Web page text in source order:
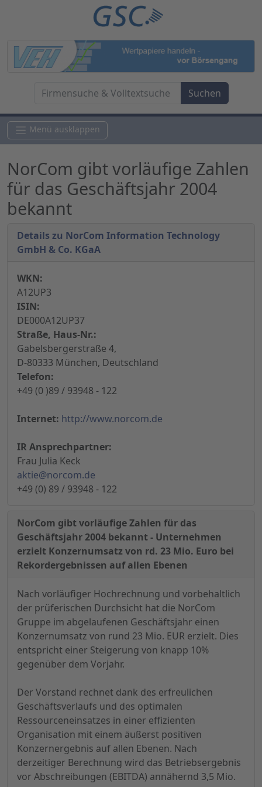
Menü ausklappen
NorCom gibt vorläufige Zahlen
für das Geschäftsjahr 2004
bekannt
Details zu NorCom Information Technology
GmbH & Co. KGaA
WKN:
A12UP3
ISIN:
DE000A12UP37
Straße, Haus-Nr.:
Gabelsbergerstraße 4,
D-80333 München, Deutschland
Telefon:
+49 (0 )89 / 93948 - 122
Internet: http://www.norcom.de
IR Ansprechpartner:
Frau Julia Keck
aktie@norcom.de
+49 (0) 89 / 93948 - 122
NorCom gibt vorläufige Zahlen für das
Geschäftsjahr 2004 bekannt - Unternehmen
erzielt Konzernumsatz von rd. 23 Mio. Euro bei
Rekordergebnissen auf allen Ebenen
Nach vorläufiger Hochrechnung und vorbehaltlich
der prüferischen Durchsicht hat die NorCom
Gruppe im abgelaufenen Geschäftsjahr einen
Konzernumsatz von rund 23 Mio. EUR erzielt. Dies
entspricht einer Steigerung von knapp 10%
gegenüber dem Vorjahr.
Der Vorstand rechnet dank des erfreulichen
Geschäftsverlaufs und des optimalen
Ressourceneinsatzes in einer effizienten
Organisation mit einem äußerst positiven
Konzernergebnis auf allen Ebenen. Nach
derzeitiger Berechnung wird das Betriebsergebnis
vor Abschreibungen (EBITDA) annähernd 3,5 Mio.